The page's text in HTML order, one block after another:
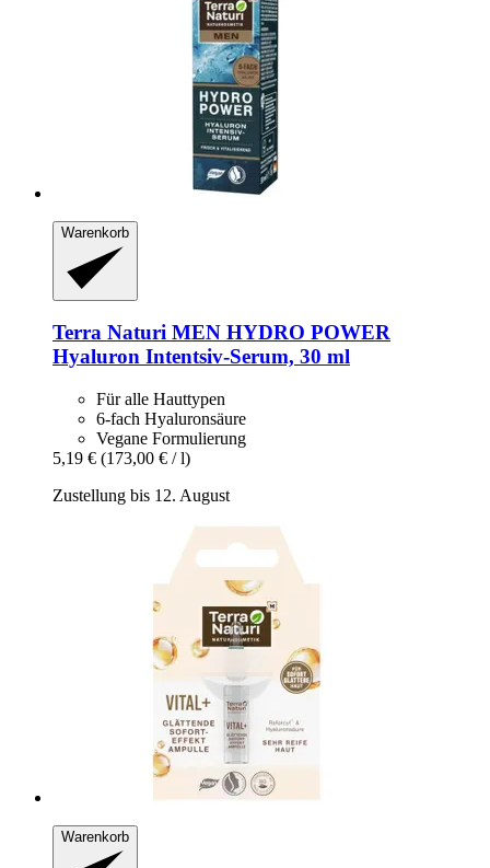
Warenkorb
Terra Naturi MEN HYDRO POWER
Hyaluron Intentsiv-​Serum, 30 ml
Für alle Hauttypen
6-fach Hyaluronsäure
Vegane Formulierung
5,19 € (173,00 € / l)
Zustellung bis 12. August
Warenkorb